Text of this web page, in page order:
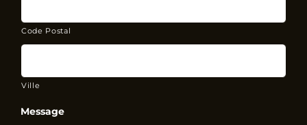
Code Postal
Ville
Message